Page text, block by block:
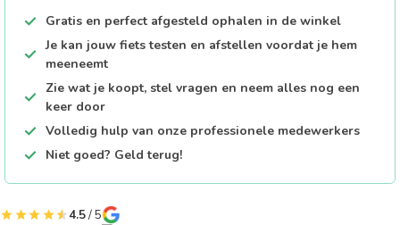
Gratis en perfect afgesteld ophalen in de winkel
Je kan jouw fiets testen en afstellen voordat je hem
meeneemt
Zie wat je koopt, stel vragen en neem alles nog een
keer door
Volledig hulp van onze professionele medewerkers
Niet goed? Geld terug!
4.5/ 5